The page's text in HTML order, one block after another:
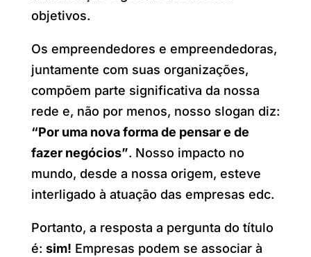
objetivos.
Os empreendedores e empreendedoras,
juntamente com suas organizações,
compõem parte significativa da nossa
rede e, não por menos, nosso slogan diz:
“Por uma nova forma de pensar e de
fazer negócios”. Nosso impacto no
mundo, desde a nossa origem, esteve
interligado à atuação das empresas edc.
Portanto, a resposta a pergunta do título
é: sim! Empresas podem se associar à